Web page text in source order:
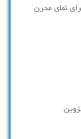
نمای مدرن